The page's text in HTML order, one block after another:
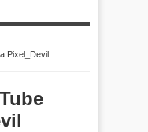
Pixel_Devil